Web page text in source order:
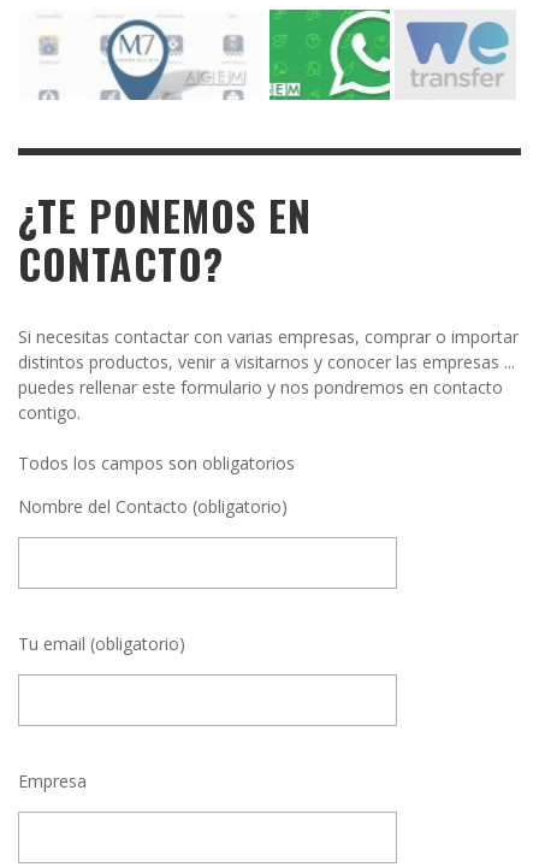
¿TE PONEMOS EN
CONTACTO?
Si necesitas contactar con varias empresas, comprar o importar
distintos productos, venir a visitarnos y conocer las empresas ...
puedes rellenar este formulario y nos pondremos en contacto
contigo.
Todos los campos son obligatorios
Nombre del Contacto (obligatorio)
Tu email (obligatorio)
Empresa